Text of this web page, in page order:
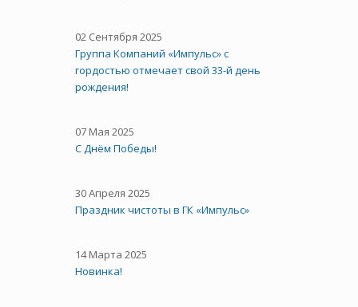
02 Сентября 2025
Группа Компаний «Импульс» с
гордостью отмечает свой 33-й день
рождения!
07 Мая 2025
С Днём Победы!
30 Апреля 2025
Праздник чистоты в ГК «Импульс»
14 Марта 2025
Новинка!